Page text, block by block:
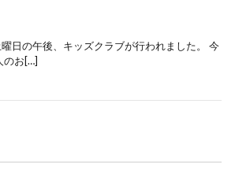
日の午後、キッズクラブが行われました。 今
のお[…]